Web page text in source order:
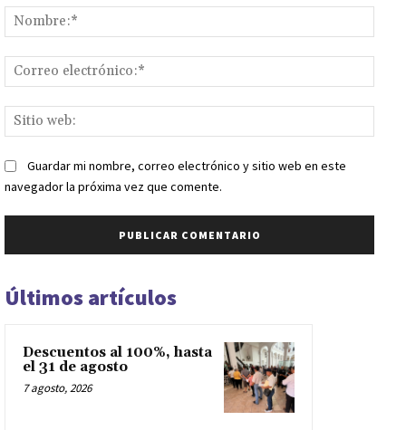
web:
Guardar mi nombre, correo electrónico y sitio web en este
navegador la próxima vez que comente.
Últimos artículos
Descuentos al 100%, hasta
el 31 de agosto
7 agosto, 2026